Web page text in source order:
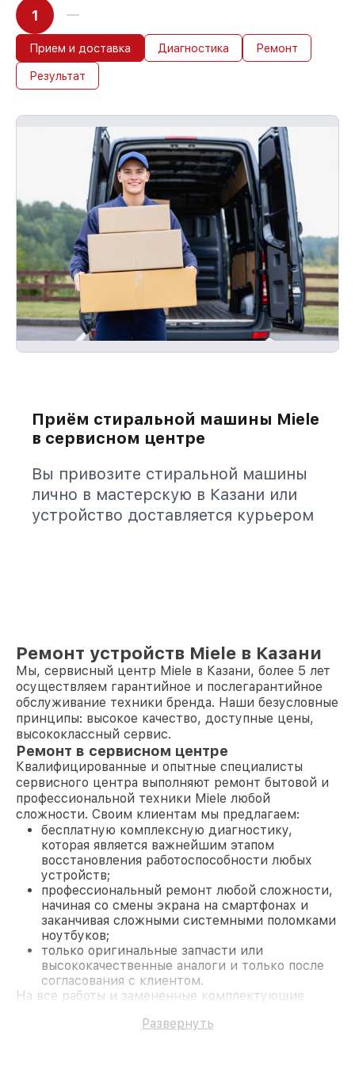
1
Прием и доставка Диагностика Ремонт
Результат
Приём стиральной машины Miele
в сервисном центре
Вы привозите стиральной машины
лично в мастерскую в Казани или
устройство доставляется курьером
Ремонт устройств Miele в Казани
Мы, сервисный центр Miele в Казани, более 5 лет
осуществляем гарантийное и послегарантийное
обслуживание техники бренда. Наши безусловные
принципы: высокое качество, доступные цены,
высококлассный сервис.
Ремонт в сервисном центре
Квалифицированные и опытные специалисты
сервисного центра выполняют ремонт бытовой и
профессиональной техники Miele любой
сложности. Своим клиентам мы предлагаем:
бесплатную комплексную диагностику,
которая является важнейшим этапом
восстановления работоспособности любых
устройств;
профессиональный ремонт любой сложности,
начиная со смены экрана на смартфонах и
заканчивая сложными системными поломками
ноутбуков;
только оригинальные запчасти или
высококачественные аналоги и только после
согласования с клиентом.
На все работы и замененные комплектующие
поломки по условиям гарантии, мы бесплатно
Развернуть